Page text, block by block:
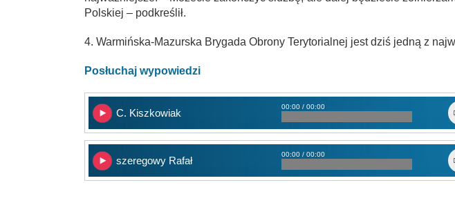
Polskiej – podkreślił.
4. Warmińska-Mazurska Brygada Obrony Terytorialnej jest dziś jedną z
Posłuchaj wypowiedzi
C. Kiszkowiak
00:00 / 00:00
szeregowy Rafał
00:00 / 00:00